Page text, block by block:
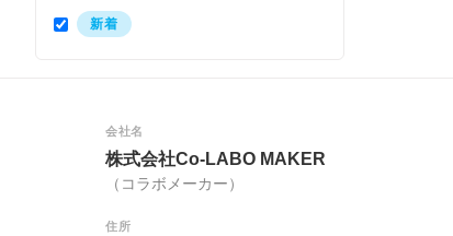
新着
会社名
株式会社Co-LABO MAKER
（コラボメーカー）
住所